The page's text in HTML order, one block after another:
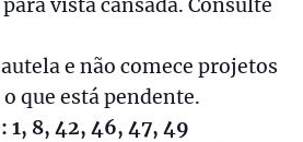
vista cansada. Consulte
e não comece projetos
que está pendente.
1, 8, 42, 46, 47, 49